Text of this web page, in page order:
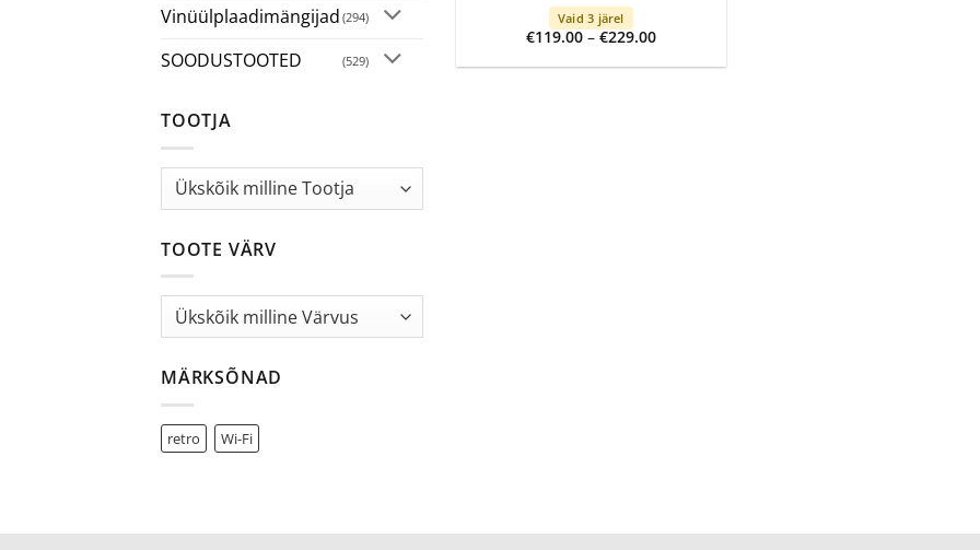
Vinüülplaadimängijad (294)
SOODUSTOOTED (529)
TOOTJA
TOOTE VÄRV
MÄRKSÕNAD
retro Wi-Fi
Vaid 3 järel
€119.00 – €229.00Price
€119.00